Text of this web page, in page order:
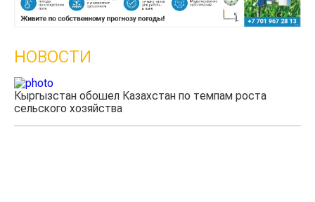
НОВОСТИ
Казахстанские фермеры заработали $35 млн на
экспорте чечевицы